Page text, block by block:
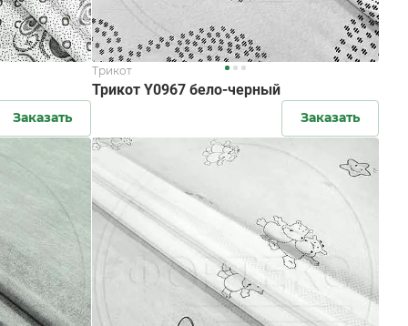
Заказать
Трикот
Трикот Y0967 бело-черный
Заказать